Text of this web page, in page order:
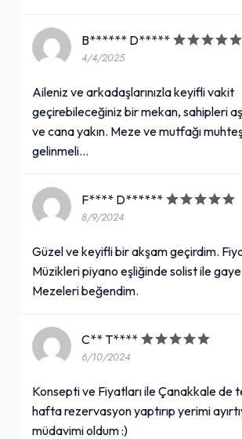
B****** D*****
4/4/2025
Aileniz ve arkadaşlarınızla keyifli vakit
geçirebileceğiniz bir mekan, sahipleri
ve cana yakın. Meze ve mutfağı
gelinmeli...
F**** D******
8/9/2024
Güzel ve keyifli bir akşam geçirdim.
Müzikleri piyano eşliğinde solist ile
Mezeleri beğendim.
C** T****
6/10/2024
Konsepti ve Fiyatları ile Çanakkale de
hafta rezervasyon yaptırıp yerimi
müdavimi oldum :)